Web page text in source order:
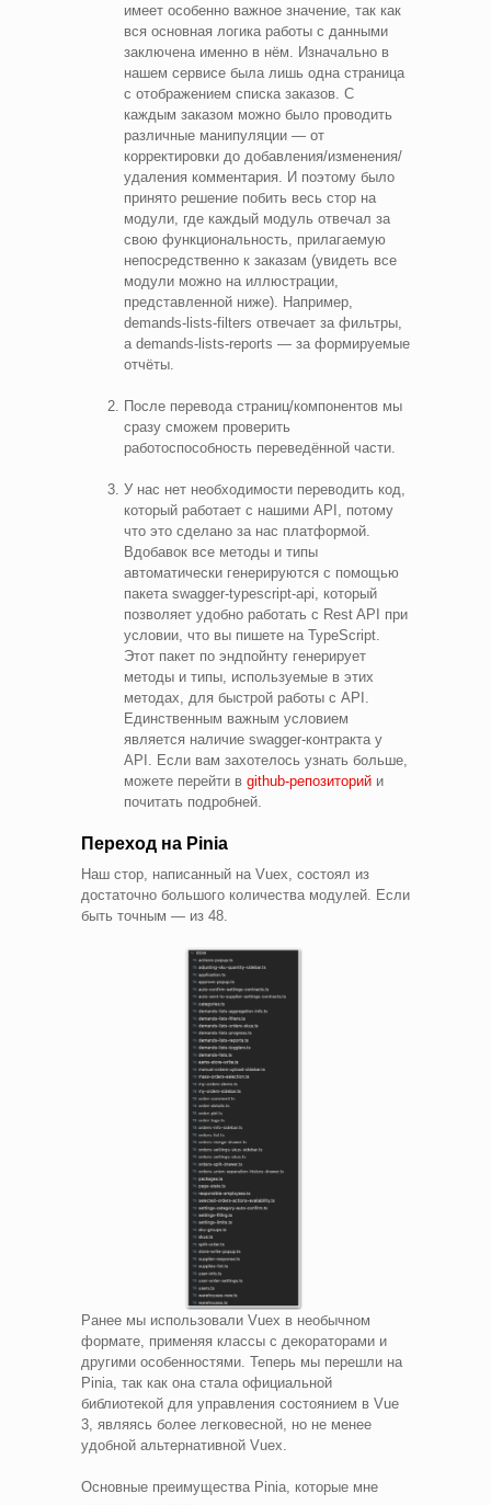
имеет особенно важное значение, так как
вся основная логика работы с данными
заключена именно в нём. Изначально в
нашем сервисе была лишь одна страница
с отображением списка заказов. С
каждым заказом можно было проводить
различные манипуляции — от
корректировки до добавления/изменения/
удаления комментария. И поэтому было
принято решение побить весь стор на
модули, где каждый модуль отвечал за
свою функциональность, прилагаемую
непосредственно к заказам (увидеть все
модули можно на иллюстрации,
представленной ниже). Например,
demands-lists-filters отвечает за фильтры,
а demands-lists-reports — за формируемые
отчёты.
После перевода страниц/компонентов мы
сразу сможем проверить
работоспособность переведённой части.
У нас нет необходимости переводить код,
который работает с нашими API, потому
что это сделано за нас платформой.
Вдобавок все методы и типы
автоматически генерируются с помощью
пакета swagger-typescript-api, который
позволяет удобно работать с Rest API при
условии, что вы пишете на TypeScript.
Этот пакет по эндпойнту генерирует
методы и типы, используемые в этих
методах, для быстрой работы с API.
Единственным важным условием
является наличие swagger-контракта у
API. Если вам захотелось узнать больше,
можете перейти в github-репозиторий и
почитать подробней.
Переход на Pinia
Наш стор, написанный на Vuex, состоял из
достаточно большого количества модулей. Если
быть точным — из 48.
Ранее мы использовали Vuex в необычном
формате, применяя классы с декораторами и
другими особенностями. Теперь мы перешли на
Pinia, так как она стала официальной
библиотекой для управления состоянием в Vue
3, являясь более легковесной, но не менее
удобной альтернативной Vuex.
Основные преимущества Pinia, которые мне